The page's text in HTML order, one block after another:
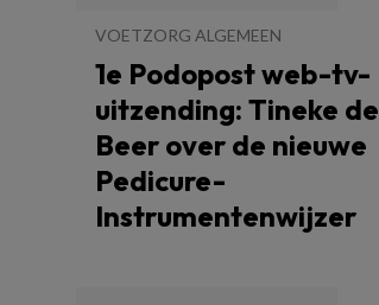
VOETZORG ALGEMEEN
1e Podopost web-tv-
uitzending: Tineke de
Beer over de nieuwe
Pedicure-
Instrumentenwijzer